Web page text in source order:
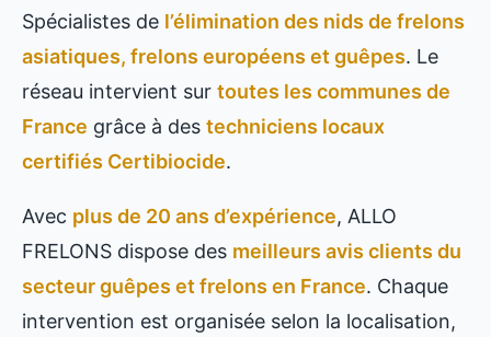
Spécialistes de l’élimination des nids de frelons
asiatiques, frelons européens et guêpes. Le
réseau intervient sur toutes les communes de
France grâce à des techniciens locaux
certifiés Certibiocide.
Avec plus de 20 ans d’expérience, ALLO
FRELONS dispose des meilleurs avis clients du
secteur guêpes et frelons en France. Chaque
intervention est organisée selon la localisation,